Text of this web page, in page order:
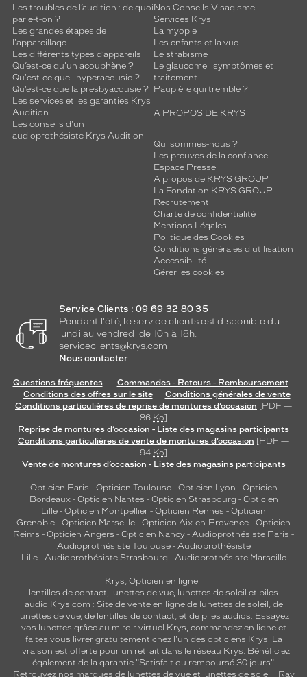
Les troubles de l’audition : de quoi
parle-t-on ?
Les grandes étapes de
l'appareillage
Les différents types d’appareils
Qu’est-ce qu'un acouphène ?
Qu'est-ce que l'hyperacousie ?
Qu’est-ce que la presbyacousie ?
Les services et les garanties Krys
Audition
Les conseils d'un
audioprothésiste Krys Audition
Nos Conseils Visagisme
Services Krys
La myopie
Les enfants et la vue
Le strabisme
Le glaucome : symptômes et
traitement
Paupière qui tremble ?
A PROPOS DE KRYS
Qui sommes-nous ?
Les preuves de la confiance
Espace Presse
A propos de KRYS GROUP
La Fondation KRYS GROUP
Recrutement
Charte de confidentialité
Mentions Légales
Politique des Cookies
Conditions générales d'utilisation
Accessibilité
Gérer les cookies
Service Clients : 09 69 32 80 35
Pendant l'été, le service clients est disponible du
lundi au vendredi de 10h à 18h.
serviceclients@krys.com
Nous contacter
Questions fréquentes
Commandes - Retours - Remboursement
Conditions des offres sur le site
Conditions générales de vente
Conditions particulières de reprise de montures d’occasion [PDF —
86 Ko]
Reprise de montures d’occasion - Liste des magasins participants
Conditions particulières de vente de montures d’occasion [PDF —
94 Ko]
Vente de montures d’occasion - Liste des magasins participants
Opticien Paris - Opticien Toulouse- Opticien Lyon - Opticien
Bordeaux- Opticien Nantes - Opticien Strasbourg - Opticien
Lille - Opticien Montpellier - Opticien Rennes - Opticien
Grenoble - Opticien Marseille - Opticien Aix-en-Provence - Opticien
Reims - Opticien Angers - Opticien Nancy - Audioprothésiste Paris -
Audioprothésiste Toulouse- Audioprothésiste
Lille- Audioprothésiste Strasbourg - Audioprothésiste Marseille
Krys, Opticien en ligne :
lentilles de contact, lunettes de vue, lunettes de soleil et piles
audio Krys.com : Site de vente en ligne de lunettes de soleil, de
lunettes de vue, de lentilles de contact, et de piles audios. Essayez
vos lunettes grâce au miroir virtuel Krys, commandez en ligne et
faites vous livrer gratuitement chez l'un des opticiens Krys. La
livraison est offerte pour un retrait dans le réseau Krys. Bénéficiez
également de la garantie "Satisfait ou remboursé 30 jours".
Retrouvez nos marques de lunettes de vue et lunettes de soleil : Ray